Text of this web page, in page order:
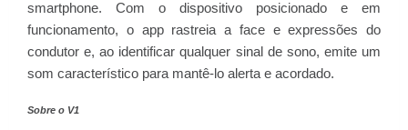
smartphone. Com o dispositivo posicionado e em
funcionamento, o app rastreia a face e expressões do
condutor e, ao identificar qualquer sinal de sono, emite um
som característico para mantê-lo alerta e acordado.
Sobre o V1